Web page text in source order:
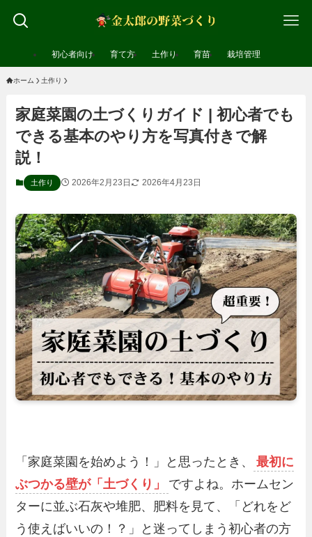
初心者向け 育て方 土作り 育苗 栽培管理
ホーム 土作り
家庭菜園の土づくりガイド | 初心者でも
できる基本のやり方を写真付きで解
説！
土作り 2026年2月23日 2026年4月23日
「家庭菜園を始めよう！」と思ったとき、
最初に
ぶつかる壁が「土づくり」
ですよね。ホームセン
ターに並ぶ石灰や堆肥、肥料を見て、「どれをど
う使えばいいの！？」と迷ってしまう初心者の方